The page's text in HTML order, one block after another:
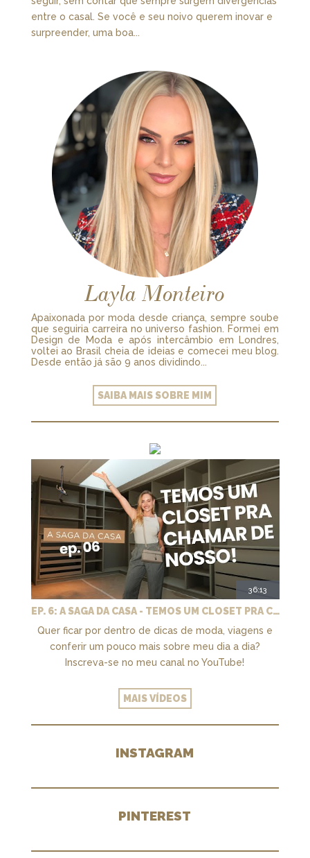
entre o casal. Se você e seu noivo querem inovar e
surpreender, uma boa...
Layla Monteiro
Apaixonada por moda desde criança, sempre soube
que seguiria carreira no universo fashion. Formei em
Design de Moda e após intercâmbio em Londres,
voltei ao Brasil cheia de ideias e comecei meu blog.
Desde então já são 9 anos dividindo...
SAIBA MAIS SOBRE MIM
36:13
EP. 6: A SAGA DA CASA - TEMOS UM CLOSET PRA CHAMAR DE NOSSO + MARCENARIA E PAISAGISMO
Quer ficar por dentro de dicas de moda, viagens e
conferir um pouco mais sobre meu dia a dia?
Inscreva-se no meu canal no YouTube!
MAIS VÍDEOS
INSTAGRAM
PINTEREST